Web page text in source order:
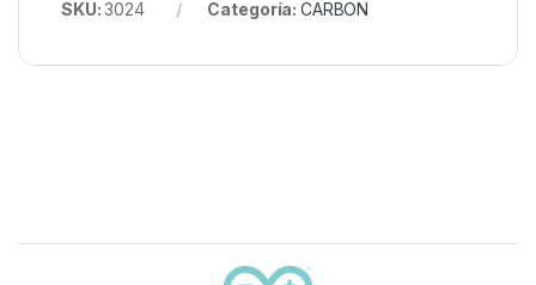
SKU:3024 Categoría: CARBON
Carrusel de marcas